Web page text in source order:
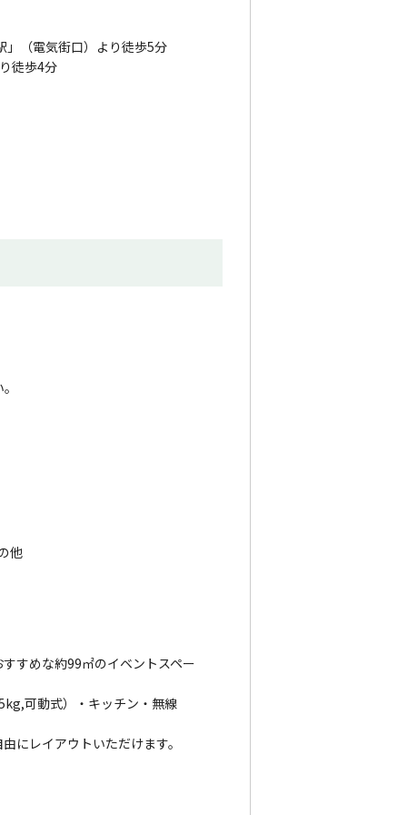
」（電気街口）より徒歩5分
徒歩4分
他
すめな約99㎡のイベントスペー
可動式）・キッチン・無線
にレイアウトいただけます。